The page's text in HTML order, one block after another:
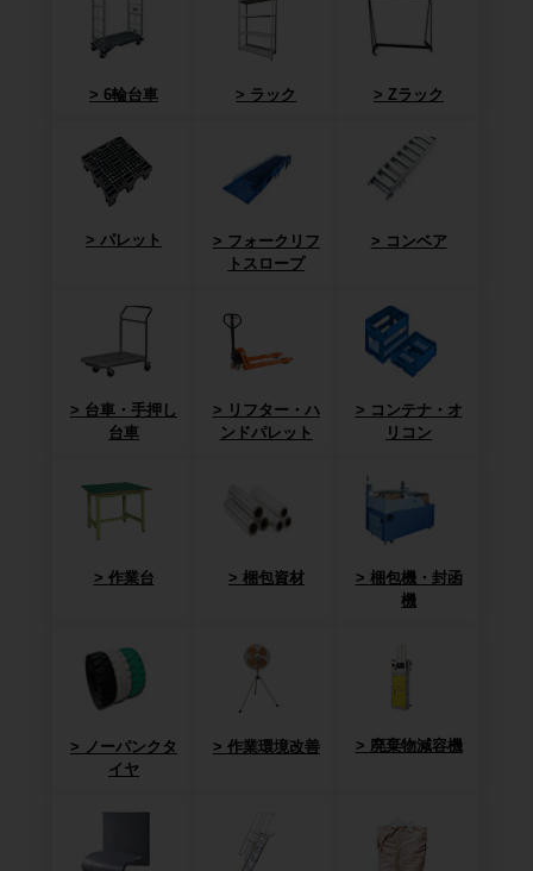
6輪台車 ラック Zラック
パレット
フォークリフ
トスロープ
コンベア
台車・手押し
台車
リフター・ハ
ンドパレット
コンテナ・オ
リコン
作業台 梱包資材
梱包機・封函
機
ノーパンクタ
イヤ
作業環境改善 廃棄物減容機